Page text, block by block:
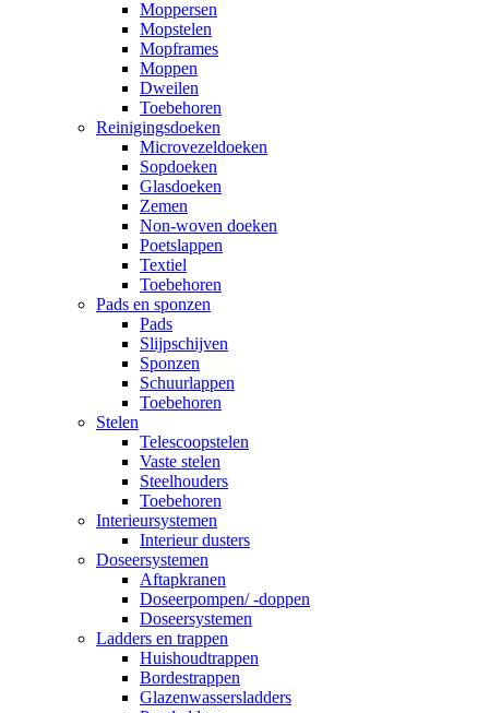
Moppersen
Mopstelen
Mopframes
Moppen
Dweilen
Toebehoren
Reinigingsdoeken
Microvezeldoeken
Sopdoeken
Glasdoeken
Zemen
Non-woven doeken
Poetslappen
Textiel
Toebehoren
Pads en sponzen
Pads
Slijpschijven
Sponzen
Schuurlappen
Toebehoren
Stelen
Telescoopstelen
Vaste stelen
Steelhouders
Toebehoren
Interieursystemen
Interieur dusters
Doseersystemen
Aftapkranen
Doseerpompen/ -doppen
Doseersystemen
Ladders en trappen
Huishoudtrappen
Bordestrappen
Glazenwassersladders